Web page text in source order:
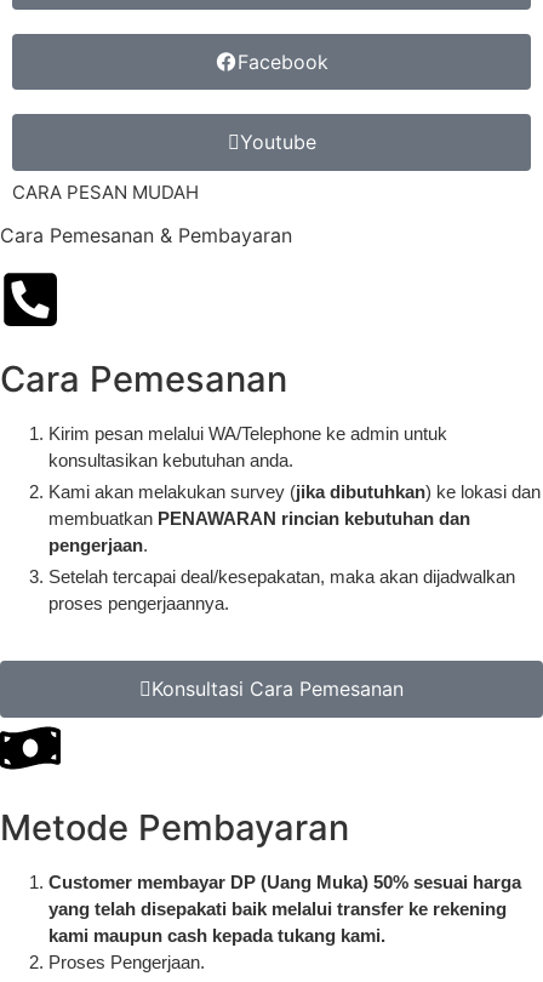
Facebook
Youtube
CARA PESAN MUDAH
Cara Pemesanan & Pembayaran
Cara Pemesanan
Kirim pesan melalui WA/Telephone ke admin untuk
konsultasikan kebutuhan anda.
Kami akan melakukan survey (jika dibutuhkan) ke lokasi dan
membuatkan PENAWARAN rincian kebutuhan dan
pengerjaan.
Setelah tercapai deal/kesepakatan, maka akan dijadwalkan
proses pengerjaannya.
Konsultasi Cara Pemesanan
Metode Pembayaran
Customer membayar DP (Uang Muka) 50% sesuai harga
yang telah disepakati baik melalui transfer ke rekening
kami maupun cash kepada tukang kami.
Proses Pengerjaan.